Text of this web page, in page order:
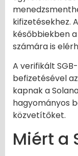
kifizetésekhez.
későbbiekben
számára is
A verifikált
befizetésével
kapnak a
hagyományos
közvetítőket.
Miért a